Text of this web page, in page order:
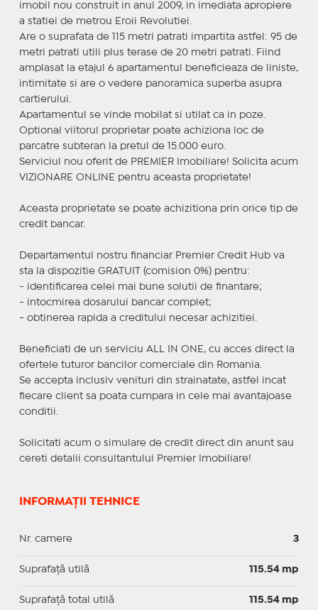
imobil nou construit in anul 2009, in imediata apropiere
a statiei de metrou Eroii Revolutiei.
Are o suprafata de 115 metri patrati impartita astfel: 95 de
metri patrati utili plus terase de 20 metri patrati. Fiind
amplasat la etajul 6 apartamentul beneficieaza de liniste,
intimitate si are o vedere panoramica superba asupra
cartierului.
Apartamentul se vinde mobilat si utilat ca in poze.
Optional viitorul proprietar poate achiziona loc de
parcatre subteran la pretul de 15.000 euro.
Serviciul nou oferit de PREMIER Imobiliare! Solicita acum
VIZIONARE ONLINE pentru aceasta proprietate!
Aceasta proprietate se poate achizitiona prin orice tip de
credit bancar.
Departamentul nostru financiar Premier Credit Hub va
sta la dispozitie GRATUIT (comision 0%) pentru:
- identificarea celei mai bune solutii de finantare;
- intocmirea dosarului bancar complet;
- obtinerea rapida a creditului necesar achizitiei.
Beneficiati de un serviciu ALL IN ONE, cu acces direct la
ofertele tuturor bancilor comerciale din Romania.
Se accepta inclusiv venituri din strainatate, astfel incat
fiecare client sa poata cumpara in cele mai avantajoase
conditii.
Solicitati acum o simulare de credit direct din anunt sau
cereti detalii consultantului Premier Imobiliare!
INFORMAȚII TEHNICE
Nr. camere 3
Suprafaţă utilă 115.54 mp
Suprafaţă total utilă 115.54 mp